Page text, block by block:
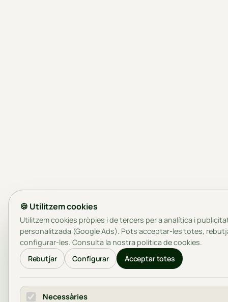
🍪 Utilitzem cookies
Utilitzem cookies pròpies i de tercers per a analítica i
personalitzada (Google Ads). Pots acceptar-les totes,
configurar-les. Consulta la nostra política de cookies.
Rebutjar
Configurar Acceptar totes
Necessàries